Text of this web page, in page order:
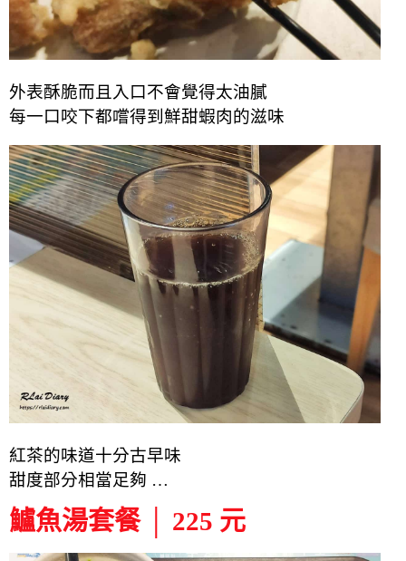
外表酥脆而且入口不會覺得太油膩
每一口咬下都嚐得到鮮甜蝦肉的滋味
紅茶的味道十分古早味
甜度部分相當足夠 …
鱸魚湯套餐 │ 225 元